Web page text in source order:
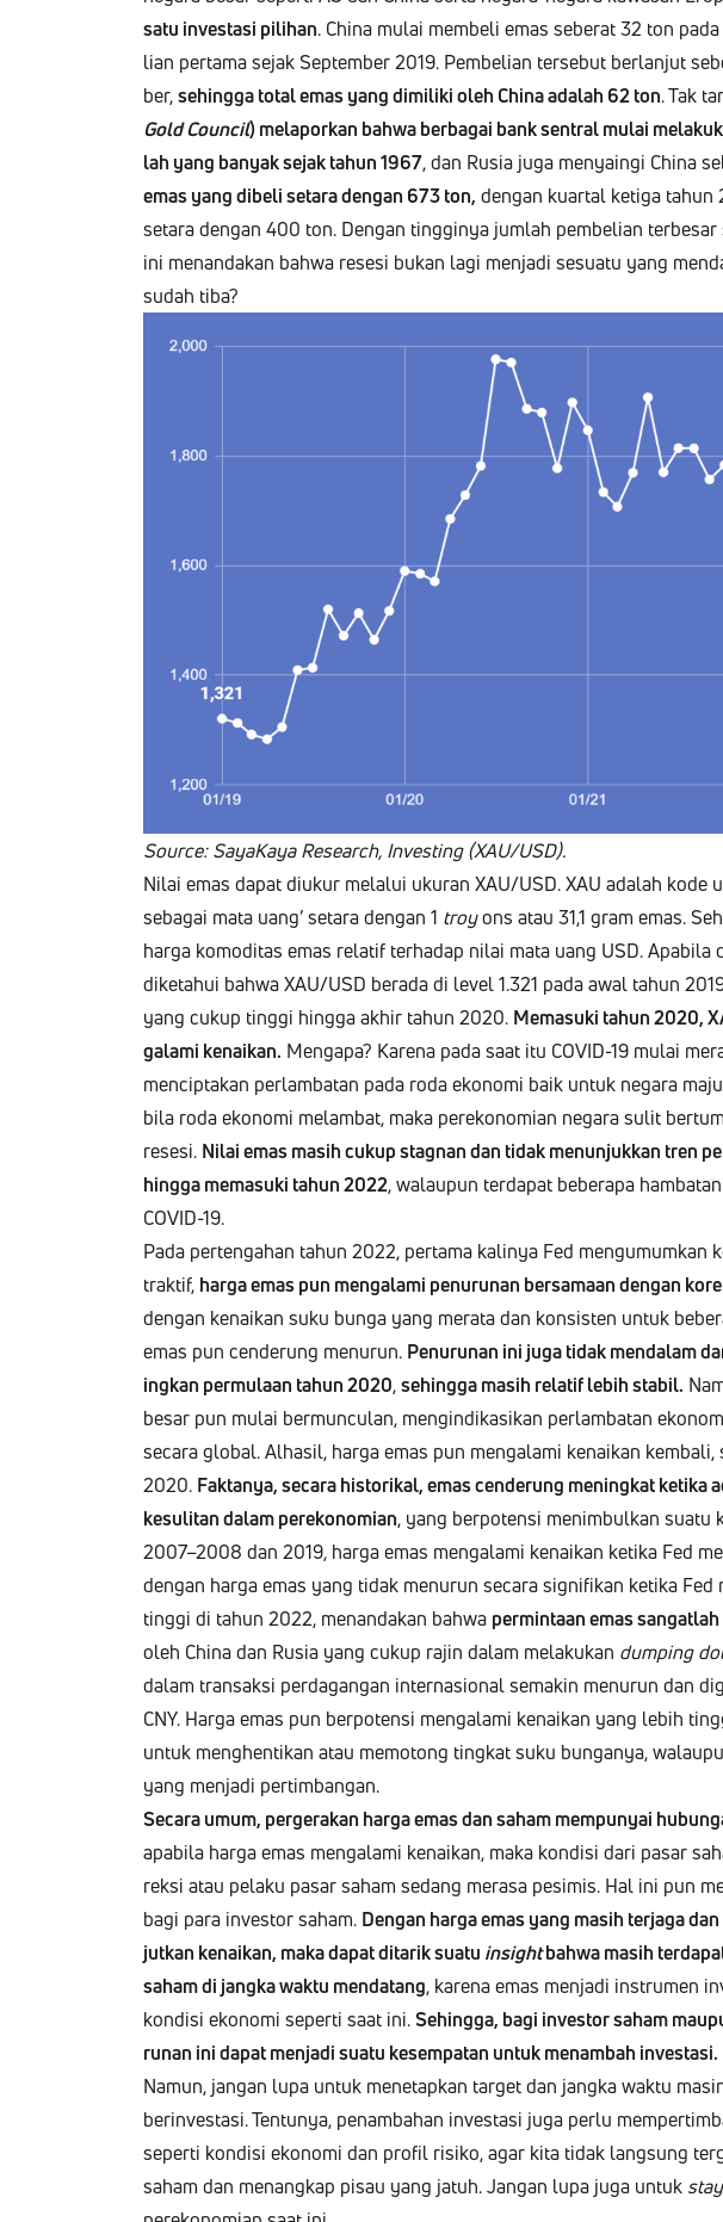
satu inves­tasi pil­i­han. Chi­na mulai mem­be­li emas seber­at 32 ton
lian per­ta­ma sejak Sep­tem­ber 2019. Pem­be­lian terse­but berlan­jut
ber,sehing­ga total emas yang dim­i­li­ki oleh Chi­na adalah 62 ton. Tak
Gold Coun­cil) mela­porkan bah­wa berba­gai bank sen­tral mulai
lah yang banyak sejak tahun 1967, dan Rusia juga menyain­gi Chi­na
emas yang dibeli setara den­gan 673 ton, den­gan kuar­tal keti­ga tahun
setara den­gan 400 ton. Den­gan tingginya jum­lah pem­be­lian terbe­sar
ini menan­dakan bah­wa resesi bukan lagi men­ja­di sesu­atu yang
sudah tiba?
Source: SayaKaya Research, Invest­ing (XAU/USD).
Nilai emas dap­at diukur melalui uku­ran XAU/USD. XAU adalah kode
seba­gai mata uang’ setara den­gan 1 troyons atau 31,1 gram emas.
har­ga komod­i­tas emas relatif ter­hadap nilai mata uang USD.
dike­tahui bah­wa XAU/USD bera­da di lev­el 1.321 pada awal tahun
yang cukup ting­gi hing­ga akhir tahun 2020. Mema­su­ki tahun 2020,
gala­mi kenaikan. Men­ga­pa? Kare­na pada saat itu COVID-19 mulai
men­cip­takan per­lam­bat­an pada roda ekono­mi baik untuk negara
bi­la roda ekono­mi melam­bat, maka perekono­mi­an negara sulit
resesi. Nilai emas masih cukup stag­nan dan tidak menun­jukkan tren
hing­ga mema­su­ki tahun 2022, walaupun ter­da­p­at beber­a­pa
COVID-19.
Pada perten­ga­han tahun 2022, per­ta­ma kalinya Fed
trak­tif, har­ga emas pun men­gala­mi penu­runan bersamaan den­gan
den­gan kenaikan suku bun­ga yang mer­a­ta dan kon­sis­ten untuk
emas pun cen­derung menu­run. Penu­runan ini juga tidak men­dalam
ingkan per­mu­laan tahun 2020,sehing­ga masih relatif lebih sta­bil.
besar pun mulai bermuncu­lan, mengindikasikan per­lam­bat­an
secara glob­al. Alhasil, har­ga emas pun men­gala­mi kenaikan
2020. Fak­tanya, secara his­torikal, emas cen­derung meningkat keti­ka
kesuli­tan dalam perekono­mi­an, yang berpoten­si menim­bulkan suatu
2007–2008 dan 2019, har­ga emas men­gala­mi kenaikan keti­ka Fed
den­gan har­ga emas yang tidak menu­run secara sig­nifikan keti­ka
ting­gi di tahun 2022, menan­dakan bah­wa per­mintaan emas
oleh Chi­na dan Rusia yang cukup rajin dalam melakukan dump­ing
dalam transak­si perda­gan­gan inter­na­sion­al semakin menu­run dan
CNY. Har­ga emas pun berpoten­si men­gala­mi kenaikan yang lebih
untuk menghen­tikan atau mem­o­tong tingkat suku bun­ganya,
yang men­ja­di pertimbangan.
Secara umum, perg­er­akan har­ga emas dan saham mem­pun­yai
apa­bi­la har­ga emas men­gala­mi kenaikan, maka kon­disi dari pasar
rek­si atau pelaku pasar saham sedang merasa pes­imis. Hal ini pun
bagi para investor saham. Den­gan har­ga emas yang masih ter­ja­ga
jutkan kenaikan, maka dap­at ditarik suatu insightbah­wa masih
saham di jang­ka wak­tu men­datang, kare­na emas men­ja­di instru­men
kon­disi ekono­mi seper­ti saat ini.Sehing­ga, bagi investor saham
runan ini dap­at men­ja­di suatu kesem­patan untuk menam­bah investasi.
Namun, jan­gan lupa untuk mene­tap­kan tar­get dan jang­ka wak­tu
berin­ves­tasi. Ten­tun­ya, penam­ba­han inves­tasi juga per­lu
seper­ti kon­disi ekono­mi dan pro­fil risiko, agar kita tidak lang­sung
saham dan menangkap pisau yang jatuh. Jan­gan lupa juga untuk